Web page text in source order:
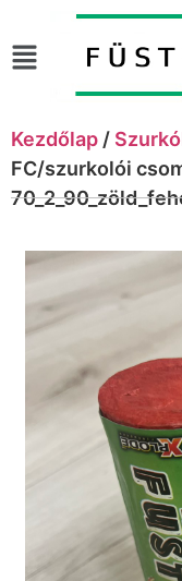
Kezdőlap /
FC/szurkolói